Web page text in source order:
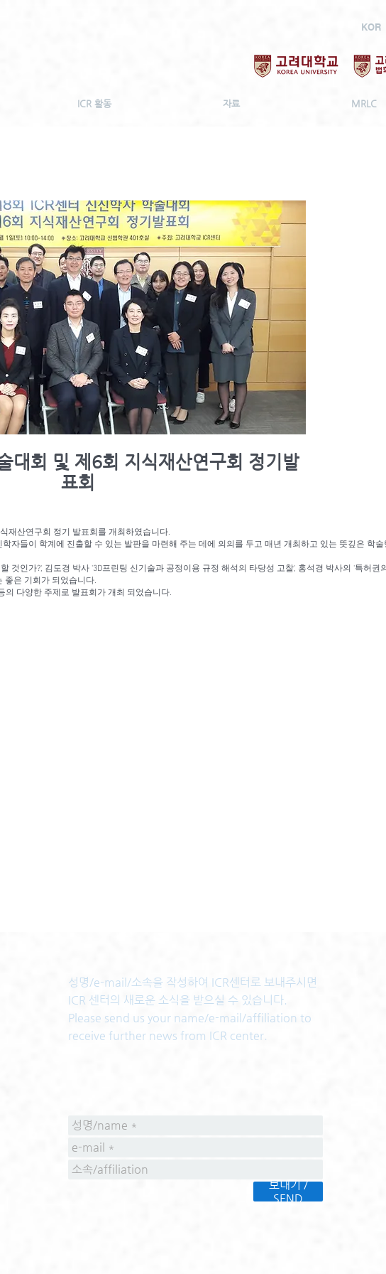
KOR
ICR 활동 자료 MRLC
대회 및 제6회 지식재산연구회 정기발
표회
재산연구회 정기 발표회를 개최하였습니다.
자들이 학계에 진출할 수 있는 발판을 마련해 주는 데에 의의를 두고 매년 개최하고 있는 뜻깊은 학술
것인가?', 김도경 박사 '3D프린팅 신기술과 공정이용 규정 해석의 타당성 고찰', 홍석경 박사의 '특허권의
좋은 기회가 되었습니다.
다양한 주제로 발표회가 개최 되었습니다.
성명/e-mail/소속을 작성하여 ICR센터로 보내주시면
ICR 센터의 새로운 소식을 받으실 수 있습니다.
Please send us your name/e-mail/affiliation to
receive further news from ICR center.
보내기 /
SEND